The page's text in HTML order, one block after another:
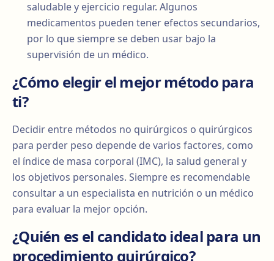
saludable y ejercicio regular. Algunos
medicamentos pueden tener efectos secundarios,
por lo que siempre se deben usar bajo la
supervisión de un médico.
¿Cómo elegir el mejor método para
ti?
Decidir entre métodos no quirúrgicos o quirúrgicos
para perder peso depende de varios factores, como
el índice de masa corporal (IMC), la salud general y
los objetivos personales. Siempre es recomendable
consultar a un especialista en nutrición o un médico
para evaluar la mejor opción.
¿Quién es el candidato ideal para un
procedimiento quirúrgico?